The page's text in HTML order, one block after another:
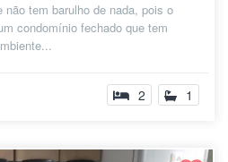
tem barulho de nada, pois o
condomínio fechado que tem
2 1